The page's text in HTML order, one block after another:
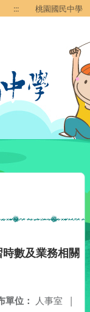
::: 桃園國民中學
數及業務相關
單位： 人事室 |